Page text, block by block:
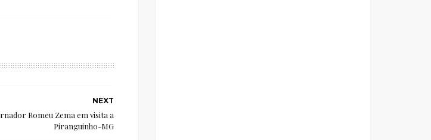
NEXT
Romeu Zema em visita a
Piranguinho-MG